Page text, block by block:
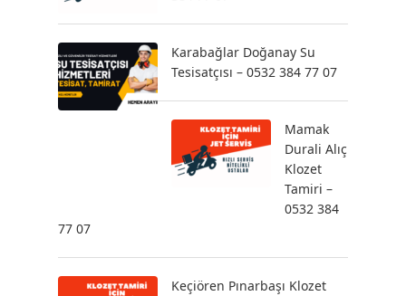
Karabağlar Doğanay Su
Tesisatçısı – 0532 384 77 07
Mamak
Durali Alıç
Klozet
Tamiri –
0532 384
77 07
Keçiören Pınarbaşı Klozet